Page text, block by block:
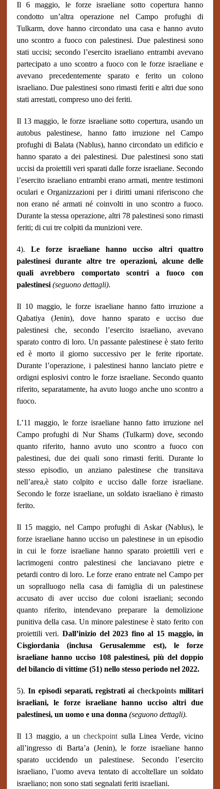
Il 6 maggio, le forze israeliane sotto copertura hanno
condotto un’altra operazione nel Campo profughi di
Tulkarm, dove hanno circondato una casa e hanno avuto
uno scontro a fuoco con palestinesi. Due palestinesi sono
stati uccisi; secondo l’esercito israeliano entrambi avevano
partecipato a uno scontro a fuoco con le forze israeliane e
avevano precedentemente sparato e ferito un colono
israeliano. Due palestinesi sono rimasti feriti e altri due sono
stati arrestati, compreso uno dei feriti.
Il 13 maggio, le forze israeliane sotto copertura, usando un
autobus palestinese, hanno fatto irruzione nel Campo
profughi di Balata (Nablus), hanno circondato un edificio e
hanno sparato a dei palestinesi. Due palestinesi sono stati
uccisi da proiettili veri sparati dalle forze israeliane. Secondo
l’esercito israeliano entrambi erano armati, mentre testimoni
oculari e Organizzazioni per i diritti umani riferiscono che
non erano né armati né coinvolti in uno scontro a fuoco.
Durante la stessa operazione, altri 78 palestinesi sono rimasti
feriti; di cui tre colpiti da munizioni vere.
4). Le forze israeliane hanno ucciso altri quattro
palestinesi durante altre tre operazioni, alcune delle
quali avrebbero comportato scontri a fuoco con
palestinesi (seguono dettagli).
Il 10 maggio, le forze israeliane hanno fatto irruzione a
Qabatiya (Jenin), dove hanno sparato e ucciso due
palestinesi che, secondo l’esercito israeliano, avevano
sparato contro di loro. Un passante palestinese è stato ferito
ed è morto il giorno successivo per le ferite riportate.
Durante l’operazione, i palestinesi hanno lanciato pietre e
ordigni esplosivi contro le forze israeliane. Secondo quanto
riferito, separatamente, ha avuto luogo anche uno scontro a
fuoco.
L’11 maggio, le forze israeliane hanno fatto irruzione nel
Campo profughi di Nur Shams (Tulkarm) dove, secondo
quanto riferito, hanno avuto uno scontro a fuoco con
palestinesi, due dei quali sono rimasti feriti. Durante lo
stesso episodio, un anziano palestinese che transitava
nell’area,è stato colpito e ucciso dalle forze israeliane.
Secondo le forze israeliane, un soldato israeliano è rimasto
ferito.
Il 15 maggio, nel Campo profughi di Askar (Nablus), le
forze israeliane hanno ucciso un palestinese in un episodio
in cui le forze israeliane hanno sparato proiettili veri e
lacrimogeni contro palestinesi che lanciavano pietre e
petardi contro di loro. Le forze erano entrate nel Campo per
un sopralluogo nella casa di famiglia di un palestinese
accusato di aver ucciso due coloni israeliani; secondo
quanto riferito, intendevano preparare la demolizione
punitiva della casa. Un minore palestinese è stato ferito con
proiettili veri. Dall’inizio del 2023 fino al 15 maggio, in
Cisgiordania (inclusa Gerusalemme est), le forze
israeliane hanno ucciso 108 palestinesi, più del doppio
del bilancio di vittime (51) nello stesso periodo nel 2022.
5). In episodi separati, registrati aicheckpoints militari
israeliani, le forze israeliane hanno ucciso altri due
palestinesi, un uomo e una donna (seguono dettagli).
Il 13 maggio, a uncheckpoint sulla Linea Verde, vicino
all’ingresso di Barta’a (Jenin), le forze israeliane hanno
sparato uccidendo un palestinese. Secondo l’esercito
israeliano, l’uomo aveva tentato di accoltellare un soldato
israeliano; non sono stati segnalati feriti israeliani.